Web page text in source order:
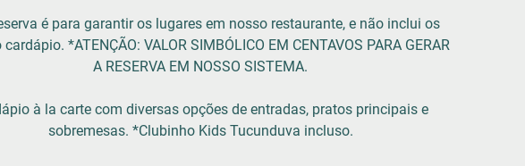
é para garantir os lugares em nosso restaurante, e não inclui os
*ATENÇÃO: VALOR SIMBÓLICO EM CENTAVOS PARA GERAR
A RESERVA EM NOSSO SISTEMA.
à la carte com diversas opções de entradas, pratos principais e
sobremesas. *Clubinho Kids Tucunduva incluso.